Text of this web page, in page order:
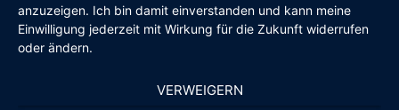
anzuzeigen. Ich bin damit einverstanden und kann meine
Einwilligung jederzeit mit Wirkung für die Zukunft widerrufen
oder ändern.
VERWEIGERN